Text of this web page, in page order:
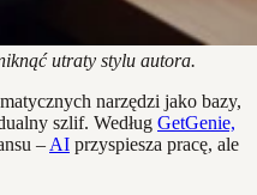
utraty stylu autora.
narzędzi jako bazy,
szlif. Według GetGenie,
– AI przyspiesza pracę, ale